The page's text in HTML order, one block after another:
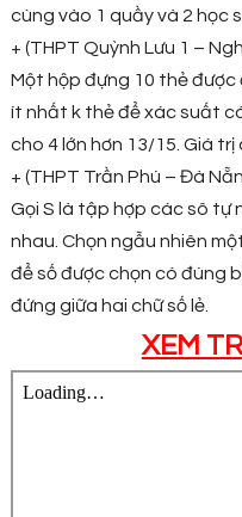
cùng vào 1 quầy và 2 học
+ (THPT Quỳnh Lưu 1 –
Một hộp đựng 10 thẻ được
ít nhất k thẻ để xác suất
cho 4 lớn hơn 13/15. Giá
+ (THPT Trần Phú – Đà
Gọi S là tập hợp các sô tự
nhau. Chọn ngẫu nhiên
để số được chọn có đúng
đứng giữa hai chữ số lẻ.
XEM